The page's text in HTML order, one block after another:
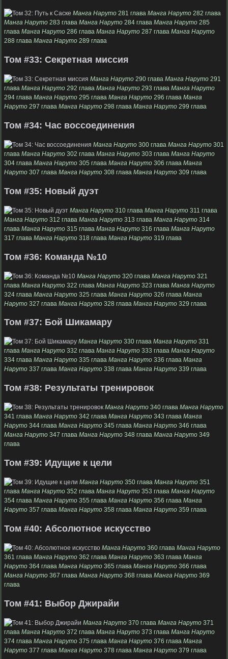
Манга Наруто 281 глава Манга Наруто 282 глава
Манга Наруто 283 глава Манга Наруто 284 глава Манга Наруто 285
глава Манга Наруто 286 глава Манга Наруто 287 глава Манга Наруто
288 глава Манга Наруто 289 глава
Том #33: Секретная миссия
Манга Наруто 290 глава Манга Наруто 291
глава Манга Наруто 292 глава Манга Наруто 293 глава Манга Наруто
294 глава Манга Наруто 295 глава Манга Наруто 296 глава Манга
Наруто 297 глава Манга Наруто 298 глава Манга Наруто 299 глава
Том #34: Час воссоединения
Манга Наруто 300 глава Манга Наруто 301
глава Манга Наруто 302 глава Манга Наруто 303 глава Манга Наруто
304 глава Манга Наруто 305 глава Манга Наруто 306 глава Манга
Наруто 307 глава Манга Наруто 308 глава Манга Наруто 309 глава
Том #35: Новый дуэт
Манга Наруто 310 глава Манга Наруто 311 глава
Манга Наруто 312 глава Манга Наруто 313 глава Манга Наруто 314
глава Манга Наруто 315 глава Манга Наруто 316 глава Манга Наруто
317 глава Манга Наруто 318 глава Манга Наруто 319 глава
Том #36: Команда №10
Манга Наруто 320 глава Манга Наруто 321
глава Манга Наруто 322 глава Манга Наруто 323 глава Манга Наруто
324 глава Манга Наруто 325 глава Манга Наруто 326 глава Манга
Наруто 327 глава Манга Наруто 328 глава Манга Наруто 329 глава
Том #37: Бой Шикамару
Манга Наруто 330 глава Манга Наруто 331
глава Манга Наруто 332 глава Манга Наруто 333 глава Манга Наруто
334 глава Манга Наруто 335 глава Манга Наруто 336 глава Манга
Наруто 337 глава Манга Наруто 338 глава Манга Наруто 339 глава
Том #38: Результаты тренировок
Манга Наруто 340 глава Манга Наруто
341 глава Манга Наруто 342 глава Манга Наруто 343 глава Манга
Наруто 344 глава Манга Наруто 345 глава Манга Наруто 346 глава
Манга Наруто 347 глава Манга Наруто 348 глава Манга Наруто 349
глава
Том #39: Идущие к цели
Манга Наруто 350 глава Манга Наруто 351
глава Манга Наруто 352 глава Манга Наруто 353 глава Манга Наруто
354 глава Манга Наруто 355 глава Манга Наруто 356 глава Манга
Наруто 357 глава Манга Наруто 358 глава Манга Наруто 359 глава
Том #40: Абсолютное искусство
Манга Наруто 360 глава Манга Наруто
361 глава Манга Наруто 362 глава Манга Наруто 363 глава Манга
Наруто 364 глава Манга Наруто 365 глава Манга Наруто 366 глава
Манга Наруто 367 глава Манга Наруто 368 глава Манга Наруто 369
глава
Том #41: Выбор Джирайи
Манга Наруто 370 глава Манга Наруто 371
глава Манга Наруто 372 глава Манга Наруто 373 глава Манга Наруто
374 глава Манга Наруто 375 глава Манга Наруто 376 глава Манга
Наруто 377 глава Манга Наруто 378 глава Манга Наруто 379 глава